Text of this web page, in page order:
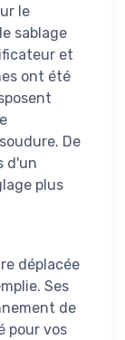
le
sablage
et
ont été
De
d'un
plus
déplacée
Ses
de
pour vos